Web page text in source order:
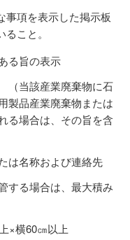
事項を表示した掲示板
こと。
る旨の表示
（当該産業廃棄物に石
製品産業廃棄物または
る場合は、その旨を含
は名称および連絡先
する場合は、最大積み
×横60㎝以上